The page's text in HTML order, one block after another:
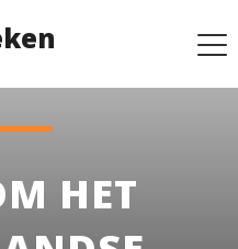
HET